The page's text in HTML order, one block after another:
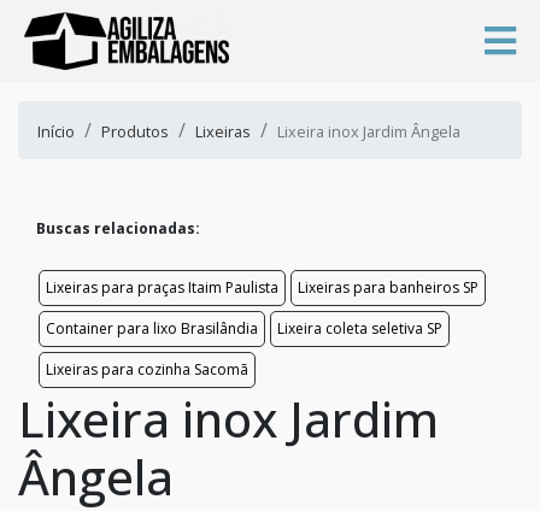
Início Produtos Lixeiras Lixeira inox Jardim Ângela
Buscas relacionadas:
Lixeiras para praças Itaim Paulista
Lixeiras para banheiros SP
Container para lixo Brasilândia
Lixeira coleta seletiva SP
Lixeiras para cozinha Sacomã
Lixeira inox Jardim
Ângela